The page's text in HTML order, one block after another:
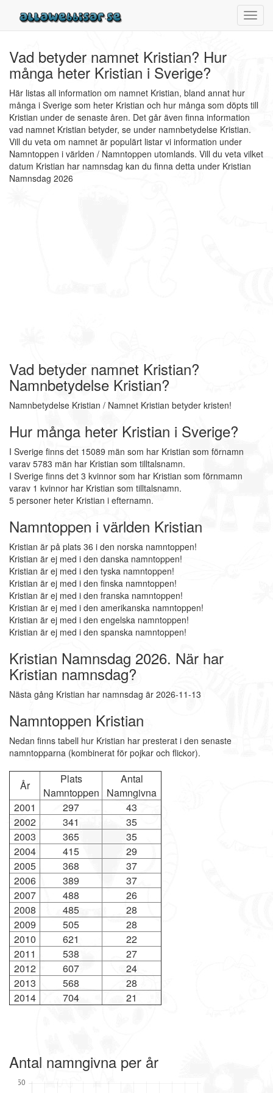
Vad betyder namnet Kristian? Hur
många heter Kristian i Sverige?
Här listas all information om namnet Kristian, bland annat hur
många i Sverige som heter Kristian och hur många som döpts till
Kristian under de senaste åren. Det går även finna information
vad namnet Kristian betyder, se under namnbetydelse Kristian.
Vill du veta om namnet är populärt listar vi information under
Namntoppen i världen / Namntoppen utomlands. Vill du veta vilket
datum Kristian har namnsdag kan du finna detta under Kristian
Namnsdag 2026
Vad betyder namnet Kristian?
Namnbetydelse Kristian?
Namnbetydelse Kristian / Namnet Kristian betyder kristen!
Hur många heter Kristian i Sverige?
I Sverige finns det 15089 män som har Kristian som förnamn
varav 5783 män har Kristian som tilltalsnamn.
I Sverige finns det 3 kvinnor som har Kristian som förnmamn
varav 1 kvinnor har Kristian som tilltalsnamn.
5 personer heter Kristian i efternamn.
Namntoppen i världen Kristian
Kristian är på plats 36 i den norska namntoppen!
Kristian är ej med i den danska namntoppen!
Kristian är ej med i den tyska namntoppen!
Kristian är ej med i den finska namntoppen!
Kristian är ej med i den franska namntoppen!
Kristian är ej med i den amerikanska namntoppen!
Kristian är ej med i den engelska namntoppen!
Kristian är ej med i den spanska namntoppen!
Kristian Namnsdag 2026. När har
Kristian namnsdag?
Nästa gång Kristian har namnsdag är 2026-11-13
Namntoppen Kristian
Nedan finns tabell hur Kristian har presterat i den senaste
namntopparna (kombinerat för pojkar och flickor).
År
Plats
Namntoppen
Antal
Namngivna
2001
297
43
2002
341
35
2003
365
35
2004
415
29
2005
368
37
2006
389
37
2007
488
26
2008
485
28
2009
505
28
2010
621
22
2011
538
27
2012
607
24
2013
568
28
2014
704 21
Antal namngivna per år